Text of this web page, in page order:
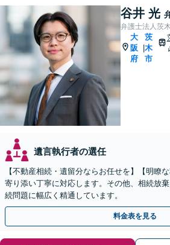
谷井 光
弁護士法人茨
大
阪
府
茨
木
市
遺言執行者の選任
【不動産相続・遺留分ならお任せを】【明瞭
寄り添い丁寧に対応します。その他、相続放
続問題に幅広く精通しています。
料金表を見る